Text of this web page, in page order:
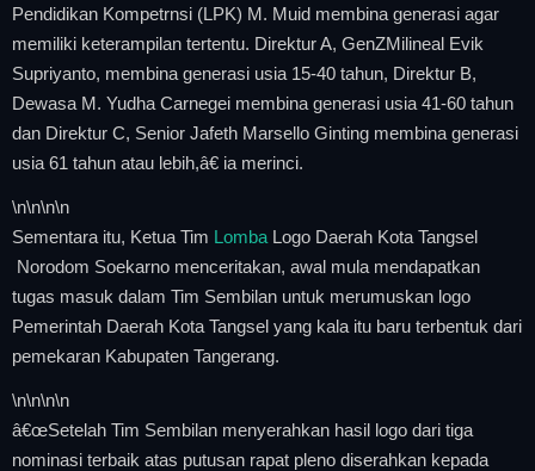
Pendidikan Kompetrnsi (LPK) M. Muid membina generasi agar
memiliki keterampilan tertentu. Direktur A, GenZMilineal Evik
Supriyanto, membina generasi usia 15-40 tahun, Direktur B,
Dewasa M. Yudha Carnegei membina generasi usia 41-60 tahun
dan Direktur C, Senior Jafeth Marsello Ginting membina generasi
usia 61 tahun atau lebih,â€ ia merinci.
\n\n\n\n
Sementara itu, Ketua Tim Lomba Logo Daerah Kota Tangsel
Norodom Soekarno menceritakan, awal mula mendapatkan
tugas masuk dalam Tim Sembilan untuk merumuskan logo
Pemerintah Daerah Kota Tangsel yang kala itu baru terbentuk dari
pemekaran Kabupaten Tangerang.
\n\n\n\n
â€œSetelah Tim Sembilan menyerahkan hasil logo dari tiga
nominasi terbaik atas putusan rapat pleno diserahkan kepada